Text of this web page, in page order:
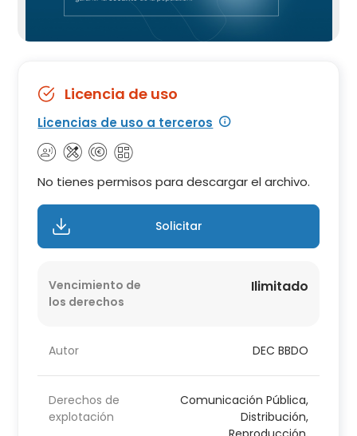
Licencia de uso
Licencias de uso a terceros
No tienes permisos para descargar el archivo.
Solicitar
Vencimiento de
los derechos
Ilimitado
Autor DEC BBDO
Derechos de
explotación
Comunicación Pública,
Distribución,